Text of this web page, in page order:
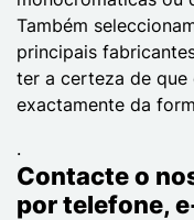
Também
principais
ter a certeza de que
exactamente da
.
Contacte o
por telefone,